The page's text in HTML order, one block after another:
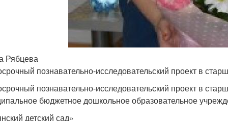
Рябцева
познавательно-исследовательский проект в
познавательно-исследовательский проект в
бюджетное дошкольное образовательное
детский сад»